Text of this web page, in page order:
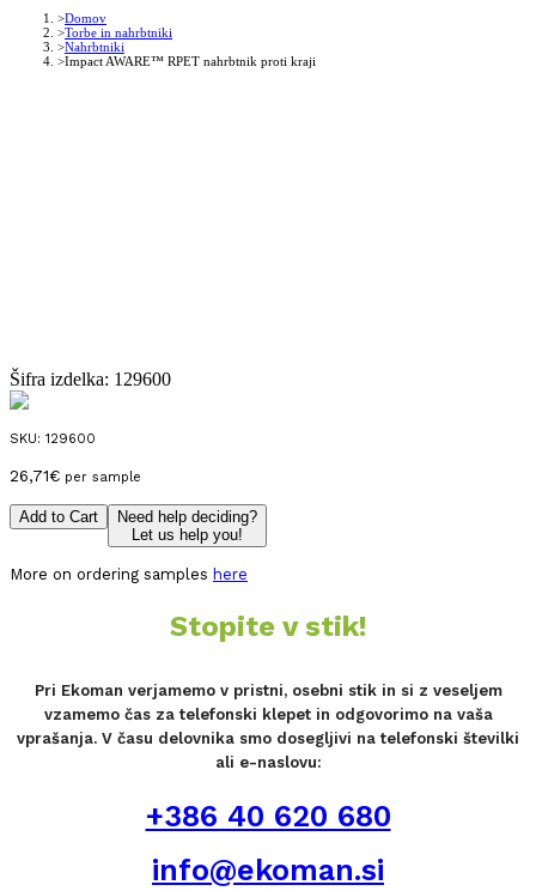
Domov
Torbe in nahrbtniki
Nahrbtniki
Impact AWARE™ RPET nahrbtnik proti kraji
Šifra izdelka: 129600
SKU: 129600
26,71€ per sample
Add to Cart
Need help deciding?
Let us help you!
More on ordering samples here
Stopite v stik!
Pri Ekoman verjamemo v pristni, osebni stik in si z veseljem
vzamemo čas za telefonski klepet in odgovorimo na vaša
vprašanja. V času delovnika smo dosegljivi na telefonski številki
ali e-naslovu:
+386 40 620 680
info@ekoman.si